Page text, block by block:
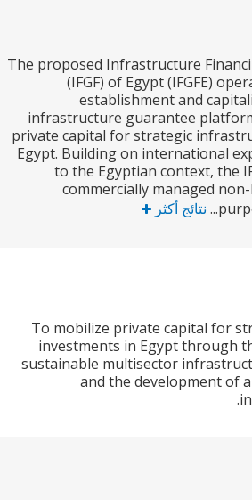
The proposed Infrastructure
(IFGF) of Egypt
establishment and
infrastructure guarantee
private capital for strategic
Egypt. Building on
to the Egyptian
commercially
نتائج أكثر
To mobilize private
investments in Egypt
sustainable multisector
and the